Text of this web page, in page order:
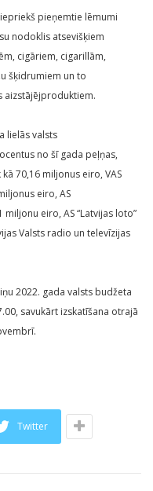
pieņemtie lēmumi
nodoklis atsevišķiem
cigāriem, cigarillām,
šķidrumiem un to
aizstājējproduktiem.
lielās valsts
no šī gada peļņas,
70,16 miljonus eiro, VAS
eiro, AS
miljonu eiro, AS “Latvijas loto”
Valsts radio un televīzijas
2022. gada valsts budžeta
savukārt izskatīšana otrajā
Twitter